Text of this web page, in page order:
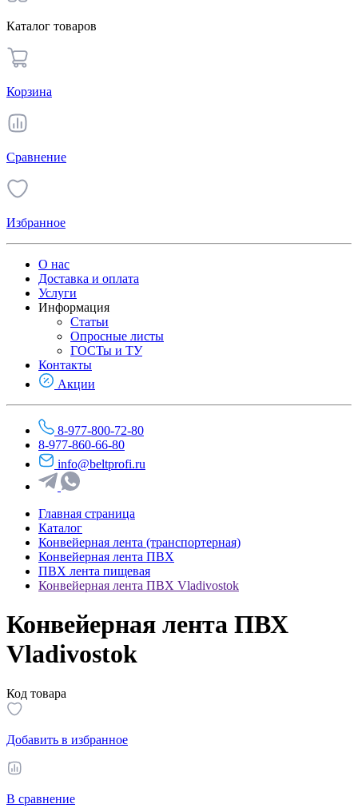
Каталог товаров
Корзина
Сравнение
Избранное
О нас
Доставка и оплата
Услуги
Информация
Статьи
Опросные листы
ГОСТы и ТУ
Контакты
Акции
8-977-800-72-80
8-977-860-66-80
info@beltprofi.ru
Главная страница
Каталог
Конвейерная лента (транспортерная)
Конвейерная лента ПВХ
ПВХ лента пищевая
Конвейерная лента ПВХ Vladivostok
Конвейерная лента ПВХ
Vladivostok
Код товара
Добавить в избранное
В сравнение